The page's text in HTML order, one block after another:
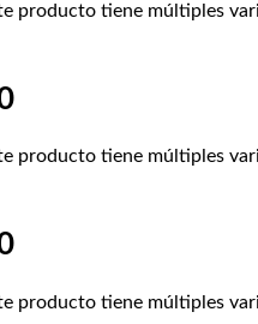
producto tiene múltiples
producto tiene múltiples
producto tiene múltiples